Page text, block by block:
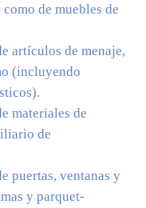
de muebles de
artículos de menaje,
(incluyendo
materiales de
de
puertas, ventanas y
y parquet-